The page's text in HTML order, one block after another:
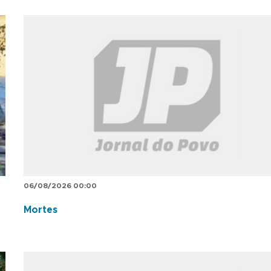
06/08/2026 00:00
Mortes